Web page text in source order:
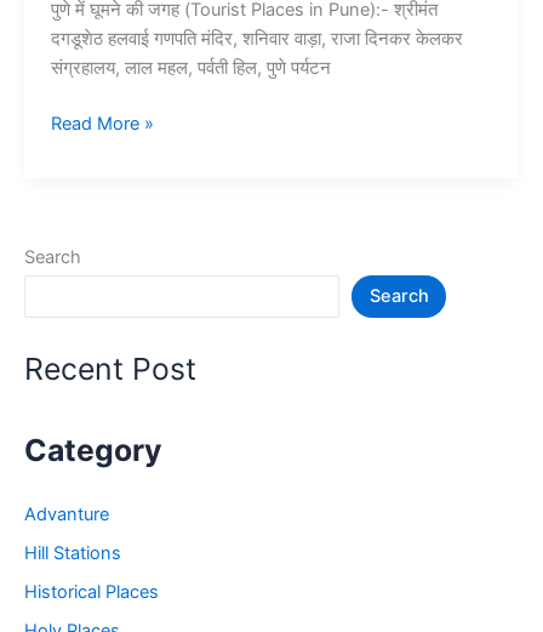
पुणे में घूमने की जगह (Tourist Places in Pune):- श्रीमंत
दगडूशेठ हलवाई गणपति मंदिर, शनिवार वाड़ा, राजा दिनकर केलकर
संग्रहालय, लाल महल, पर्वती हिल, पुणे पर्यटन
10+
जगह
in
Read More »
Search
Search
Recent Post
Category
Advanture
Hill Stations
Historical Places